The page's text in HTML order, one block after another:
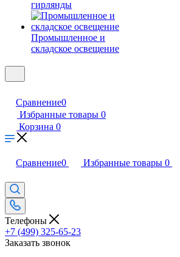
гирлянды
Промышленное и
складское освещение
Сравнение0
Избранные товары 0
Корзина 0
Сравнение0 Избранные товары 0
Телефоны
+7 (499) 325-65-23
Заказать звонок